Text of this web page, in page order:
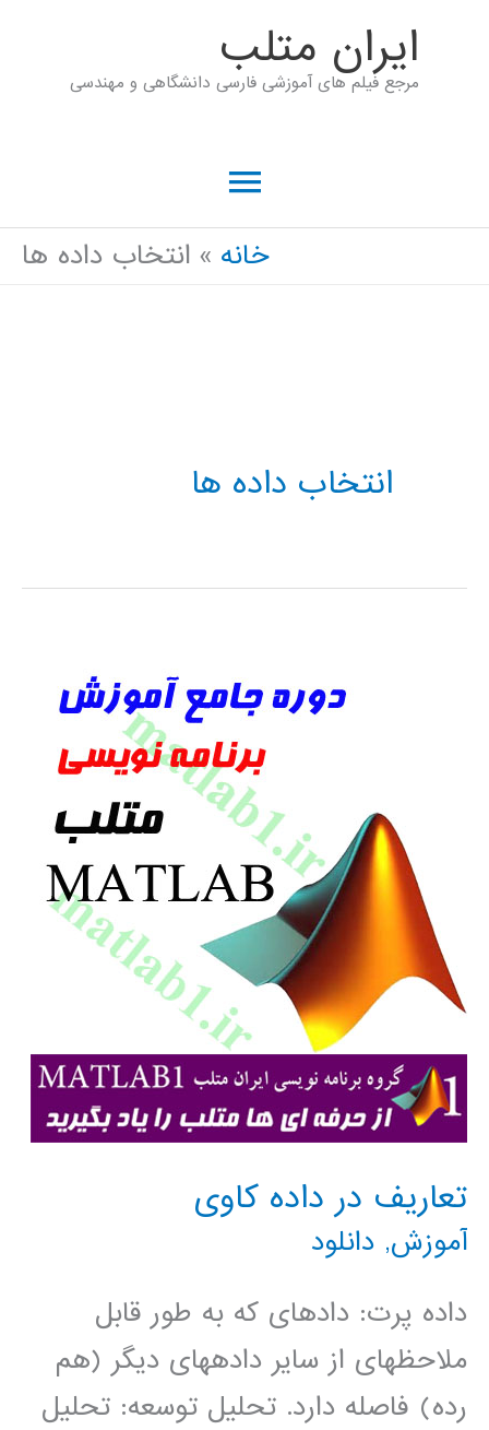
ايران متلب
مرجع فیلم های آموزشی فارسی دانشگاهی و مهندسی
فهرست
اصلی
خانه انتخاب داده ها
انتخاب داده ها
تعاریف در داده کاوی
آموزش, دانلود
داده پرت: داده­ای که به طور قابل
ملاحظه­ای از سایر داده­های دیگر (هم
رده) فاصله دارد. تحلیل توسعه: تحلیل